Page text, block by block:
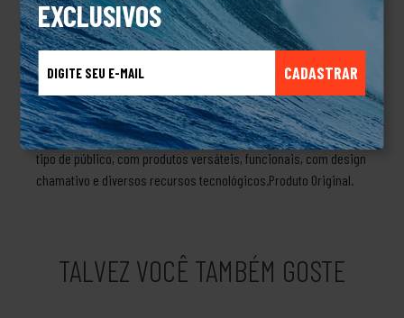
EXCLUSIVOS
CADASTRAR
1975 pelo cientista Jim Jannard, que começou criando
manoplas para motocicletas com um design bastante inovador.
Com esse mesmo espírito, Jim resolveu criar óculos de sol
desenvolvidos para pilotos de carro de corrida e, com o passar
do tempo, foi desenvolvendo mochilas para alpinismo, calçados
esportivos e relógios de pulso. Não demorou para marca
expandir para diversas outras categorias alcançando todo o
tipo de público, com produtos versáteis, funcionais, com design
chamativo e diversos recursos tecnológicos.Produto Original.
TALVEZ VOCÊ TAMBÉM GOSTE